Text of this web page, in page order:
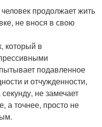
продолжает жить
не внося в свою
который в
подавленное
и отчужденности,
не замечает
а точнее, просто не